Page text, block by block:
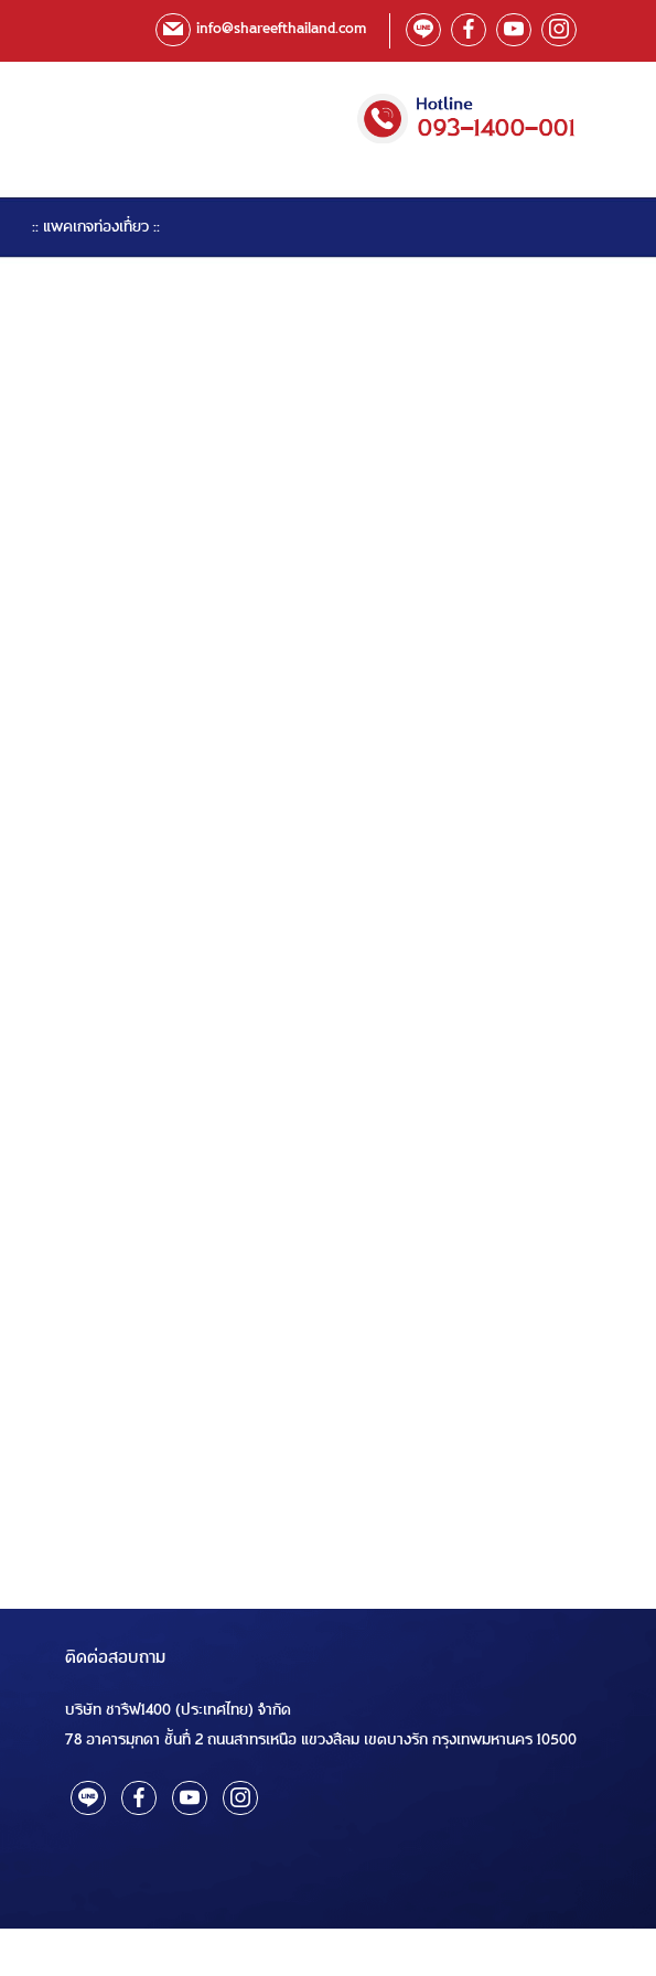
info@shareefthailand.com
:: แพคเกจท่องเที่ยว ::
ติดต่อสอบถาม
บริษัท ชารีฟ1400 (ประเทศไทย) จำกัด
78 อาคารมุกดา ชั้นที่ 2 ถนนสาทรเหนือ แขวงสีลม เขตบางรัก กรุงเทพมหานคร 10500